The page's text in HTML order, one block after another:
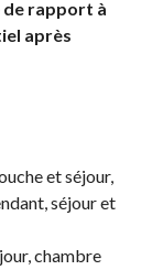
de rapport à
après
et séjour,
séjour et
chambre